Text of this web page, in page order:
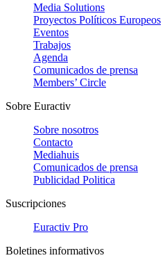
Media Solutions
Proyectos Políticos Europeos
Eventos
Trabajos
Agenda
Comunicados de prensa
Members’ Circle
Sobre Euractiv
Sobre nosotros
Contacto
Mediahuis
Comunicados de prensa
Publicidad Politica
Suscripciones
Euractiv Pro
Boletines informativos